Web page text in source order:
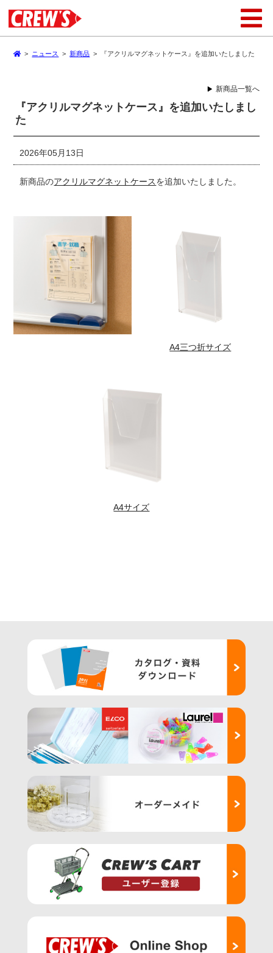
> ニュース > 新商品 > 『アクリルマグネットケース』を追加いたしました
『アクリルマグネットケース』を追加いたしまし
た
新商品一覧へ
2026年05月13日
新商品のアクリルマグネットケースを追加いたしました。
A4三つ折サイズ
A4サイズ